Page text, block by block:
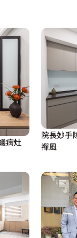
部特別配置兩台冰
與櫃體，呈現簡單
，確保空間足夠寬
設計團隊乾脆將走
無干擾的深沉睡眠
病灶
院長妙手
禪風